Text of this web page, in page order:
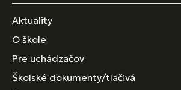
Aktuality
O škole
Pre uchádzačov
Školské dokumenty/tlačivá